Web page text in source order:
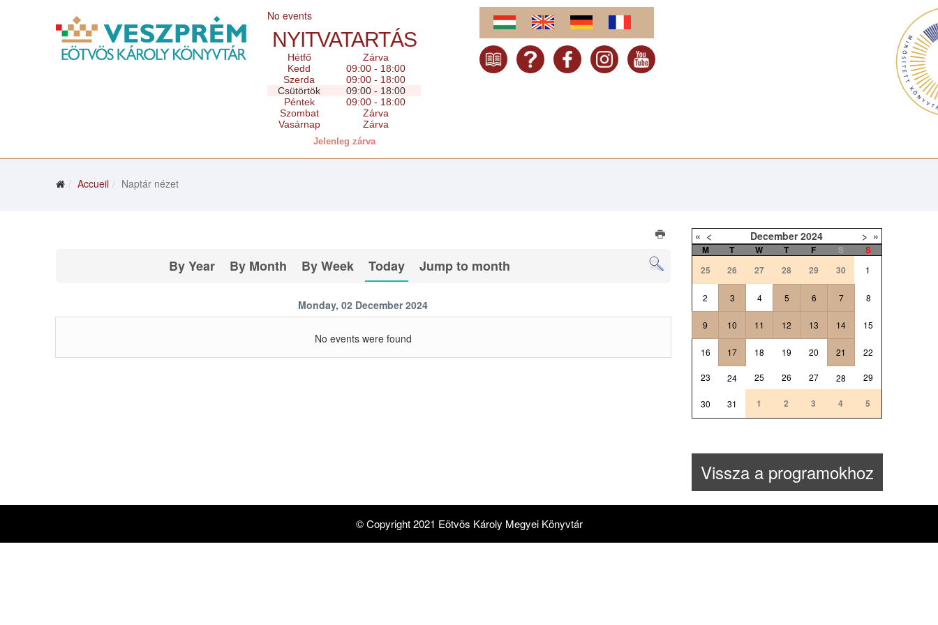
No events
NYITVATARTÁS
Hétfő
Zárva
Kedd
09:00 - 18:00
Szerda
09:00 - 18:00
Csütörtök
09:00 - 18:00
Péntek
09:00 - 18:00
Szombat
Zárva
Vasárnap
Zárva
Jelenleg zárva
Accueil Naptár nézet
By Year By Month By Week Today Jump to month
Monday, 02 December 2024
No events were found
« < December 2024 > »
M T W T F S
S
25
26 27 28 29 30 1
2 3 4 5 6 7 8
9 10 11 12 13 14 15
16 17 18 19 20 21 22
23 24 25 26 27 28 29
30 31 1 2 3 4 5
Vissza a programokhoz
© Copyright 2021 Eötvös Károly Megyei Könyvtár